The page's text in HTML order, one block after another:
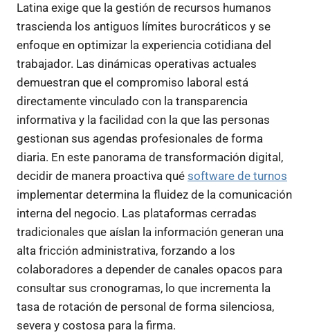
Latina exige que la gestión de recursos humanos
trascienda los antiguos límites burocráticos y se
enfoque en optimizar la experiencia cotidiana del
trabajador. Las dinámicas operativas actuales
demuestran que el compromiso laboral está
directamente vinculado con la transparencia
informativa y la facilidad con la que las personas
gestionan sus agendas profesionales de forma
diaria. En este panorama de transformación digital,
decidir de manera proactiva qué software de turnos
implementar determina la fluidez de la comunicación
interna del negocio. Las plataformas cerradas
tradicionales que aíslan la información generan una
alta fricción administrativa, forzando a los
colaboradores a depender de canales opacos para
consultar sus cronogramas, lo que incrementa la
tasa de rotación de personal de forma silenciosa,
severa y costosa para la firma.